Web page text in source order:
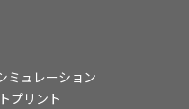
ミュレーション
プリント